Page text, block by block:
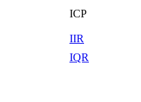
ICP
IIR
IQR